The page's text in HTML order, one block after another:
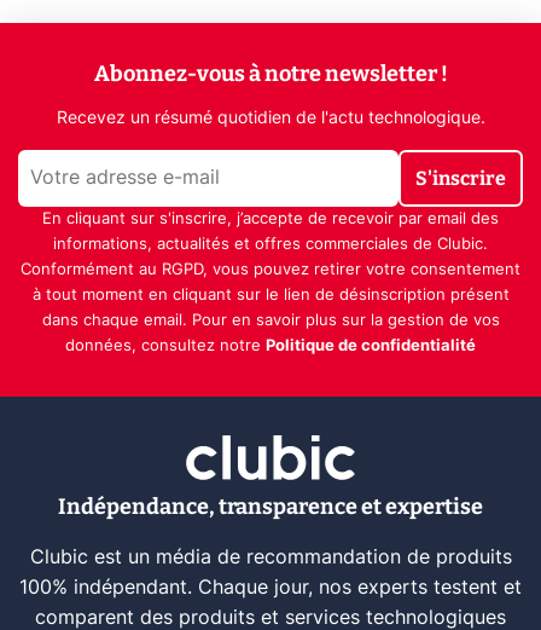
Abonnez-vous à notre newsletter !
Recevez un résumé quotidien de l'actu technologique.
S'inscrire
En cliquant sur s'inscrire, j’accepte de recevoir par email des
informations, actualités et offres commerciales de Clubic.
Conformément au RGPD, vous pouvez retirer votre consentement
à tout moment en cliquant sur le lien de désinscription présent
dans chaque email. Pour en savoir plus sur la gestion de vos
données, consultez notre Politique de confidentialité
Indépendance, transparence et expertise
Clubic est un média de recommandation de produits
100% indépendant. Chaque jour, nos experts testent et
comparent des produits et services technologiques